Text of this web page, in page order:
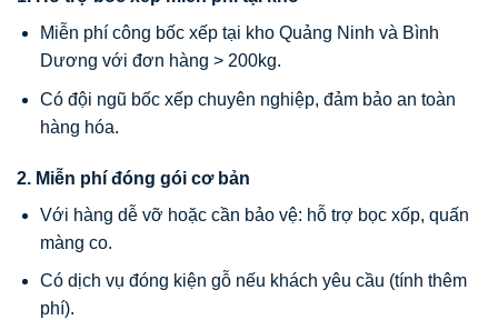
Miễn phí công bốc xếp tại kho Quảng Ninh và Bình
Dương với đơn hàng > 200kg.
Có đội ngũ bốc xếp chuyên nghiệp, đảm bảo an toàn
hàng hóa.
2. Miễn phí đóng gói cơ bản
Với hàng dễ vỡ hoặc cần bảo vệ: hỗ trợ bọc xốp, quấn
màng co.
Có dịch vụ đóng kiện gỗ nếu khách yêu cầu (tính thêm
phí).